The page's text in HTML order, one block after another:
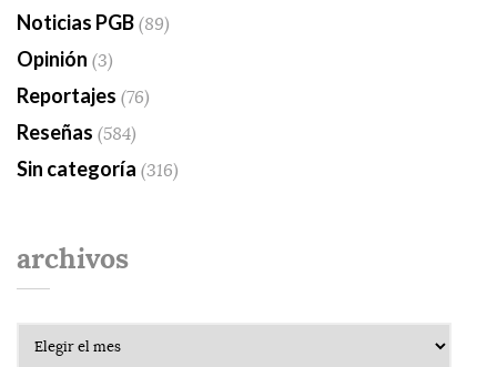
Noticias PGB(89)
Opinión (3)
Reportajes (76)
Reseñas (584)
Sin categoría (316)
archivos